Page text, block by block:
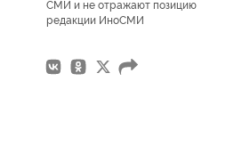
СМИ и не отражают позицию
редакции ИноСМИ